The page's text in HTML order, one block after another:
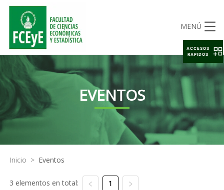
MENÚ
EVENTOS
Inicio > Eventos
3 elementos en total: 1
ACCESOS
RAPIDOS